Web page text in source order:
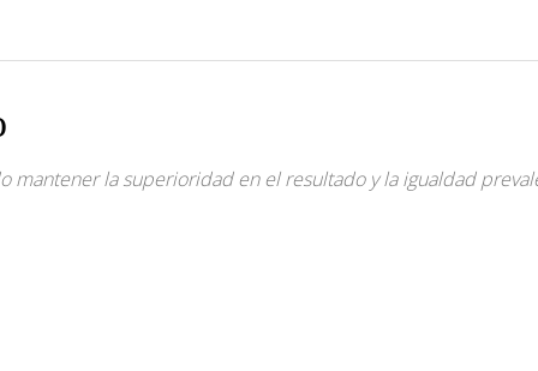
mantener la superioridad en el resultado y la igualdad